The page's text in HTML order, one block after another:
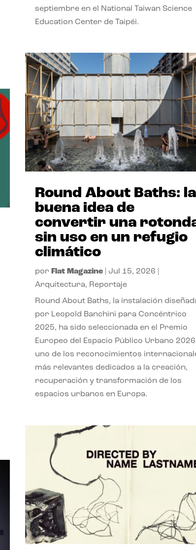
septiembre en el National Taiwan Science
Education Center de Taipéi.
Round About Baths: la
buena idea de
convertir una
sin uso en un refugio
climático
por Flat Magazine| Jul 15, 2026
Arquitectura, Reportaje
Round About Baths, la instalación
por Leopold Banchini para Concéntrico
2025, ha sido seleccionada en el Premio
Europeo del Espacio Público Urbano
uno de los reconocimientos
más relevantes dedicados a la creación,
recuperación y transformación de los
espacios urbanos en Europa.